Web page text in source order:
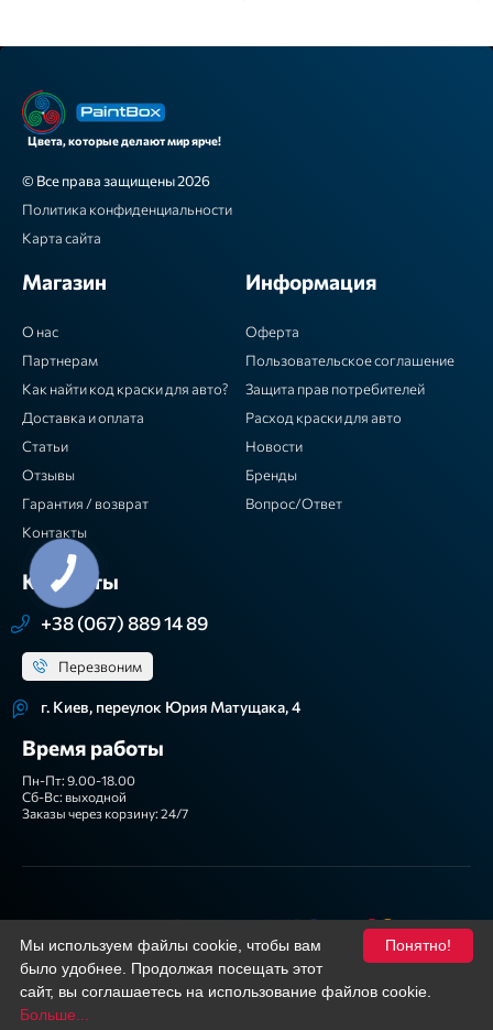
Цвета, которые делают мир ярче!
© Все права защищены 2026
Политика конфиденциальности
Карта сайта
Магазин
О нас
Партнерам
Как найти код краски для авто?
Доставка и оплата
Статьи
Отзывы
Гарантия / возврат
Контакты
Информация
Оферта
Пользовательское соглашение
Защита прав потребителей
Расход краски для авто
Новости
Бренды
Вопрос/Ответ
Контакты
+38 (067) 889 14 89
Перезвоним
г. Киев, переулок Юрия Матущака, 4
Время работы
Пн-Пт: 9.00-18.00
Сб-Вс: выходной
Заказы через корзину: 24/7
Подписывайтесь Facebook YouTube
Понятно!
Мы используем файлы cookie, чтобы вам
было удобнее. Продолжая посещать этот
сайт, вы соглашаетесь на использование файлов cookie.
Больше...